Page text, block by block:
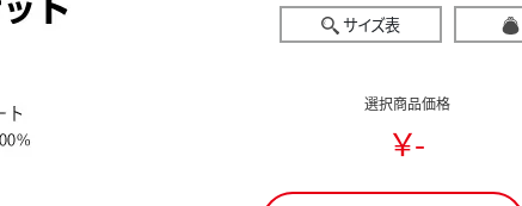
サイズ表
選択商品価格
￥-